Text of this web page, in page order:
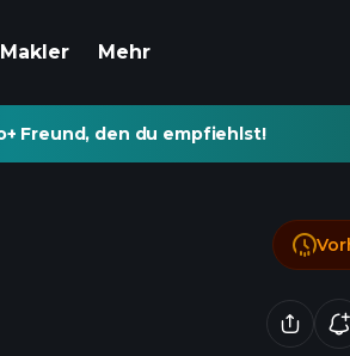
Makler Mehr
Freund, den du empfiehlst!